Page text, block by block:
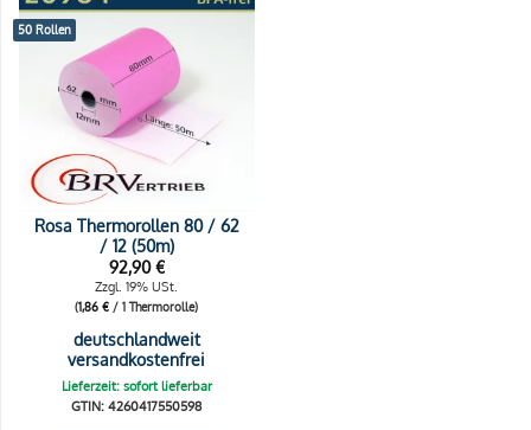
50 Rollen
Rosa Thermorollen 80 / 62
/ 12 (50m)
92,90€
Zzgl. 19% USt.
(1,86€ / 1 Thermorolle)
deutschlandweit
versandkostenfrei
Lieferzeit: sofort lieferbar
GTIN: 4260417550598